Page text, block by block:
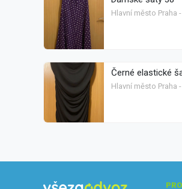
Hlavní město Praha
Černé elastické
Hlavní město Praha